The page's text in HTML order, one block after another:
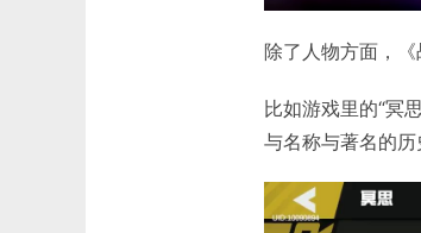
除了人物方面，《
比如游戏里的“冥
与名称与著名的历